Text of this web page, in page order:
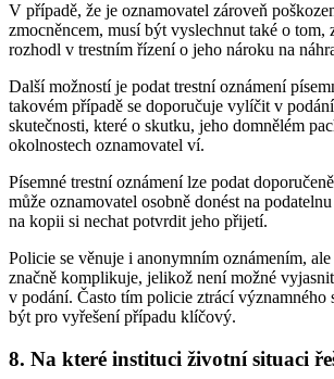
V případě, že je oznamovatel zároveň
zmocněncem, musí být vyslechnut také o tom,
rozhodl v trestním řízení o jeho nároku na
Další možností je podat trestní oznámení
takovém případě se doporučuje vylíčit v
skutečnosti, které o skutku, jeho domnělém
okolnostech oznamovatel ví.
Písemné trestní oznámení lze podat
může oznamovatel osobně donést na
na kopii si nechat potvrdit jeho přijetí.
Policie se věnuje i anonymním oznámením,
značně komplikuje, jelikož není možné
v podání. Často tím policie ztrácí významného
být pro vyřešení případu klíčový.
8. Na které instituci životní situaci